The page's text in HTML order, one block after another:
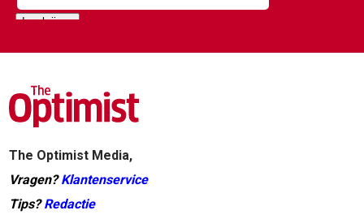
The Optimist Media,
Vragen? Klantenservice
Tips? Redactie